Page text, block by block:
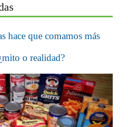
hace que comamos más
o realidad?